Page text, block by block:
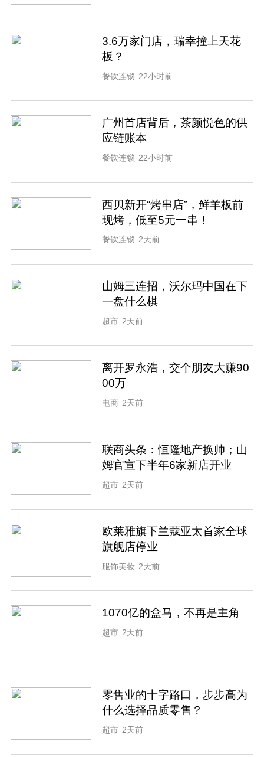
3.6万家门店，瑞幸撞上天花
板？
餐饮连锁 22小时前
广州首店背后，茶颜悦色的供
应链账本
餐饮连锁 22小时前
西贝新开“烤串店”，鲜羊板前
现烤，低至5元一串！
餐饮连锁 2天前
山姆三连招，沃尔玛中国在下
一盘什么棋
超市 2天前
离开罗永浩，交个朋友大赚90
00万
电商 2天前
联商头条：恒隆地产换帅；山
姆官宣下半年6家新店开业
超市 2天前
欧莱雅旗下兰蔻亚太首家全球
旗舰店停业
服饰美妆 2天前
1070亿的盒马，不再是主角
超市 2天前
零售业的十字路口，步步高为
什么选择品质零售？
超市 2天前